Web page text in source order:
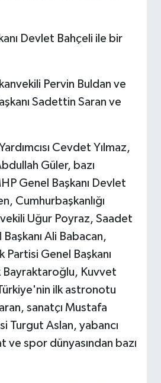
Devlet Bahçeli ile bir
Pervin Buldan ve
Sadettin Saran ve
Cevdet Yılmaz,
Güler, bazı
Genel Başkanı Devlet
Cumhurbaşkanlığı
Uğur Poyraz, Saadet
Ali Babacan,
Partisi Genel Başkanı
Bayraktaroğlu, Kuvvet
ilk astronotu
sanatçı Mustafa
Turgut Aslan, yabancı
ve spor dünyasından bazı